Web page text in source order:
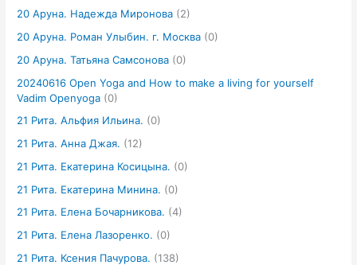
20 Аруна. Надежда Миронова (2)
20 Аруна. Роман Улыбин. г. Москва (0)
20 Аруна. Татьяна Самсонова (0)
20240616 Open Yoga and How to make a living for yourself
Vadim Openyoga (0)
21 Рита. Альфия Ильина. (0)
21 Рита. Анна Джая. (12)
21 Рита. Екатерина Косицына. (0)
21 Рита. Екатерина Минина. (0)
21 Рита. Елена Бочарникова. (4)
21 Рита. Елена Лазоренко. (0)
21 Рита. Ксения Пачурова. (138)